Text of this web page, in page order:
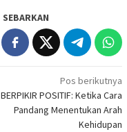
SEBARKAN
Pos berikutnya
BERPIKIR POSITIF: Ketika Cara
Pandang Menentukan Arah
Kehidupan